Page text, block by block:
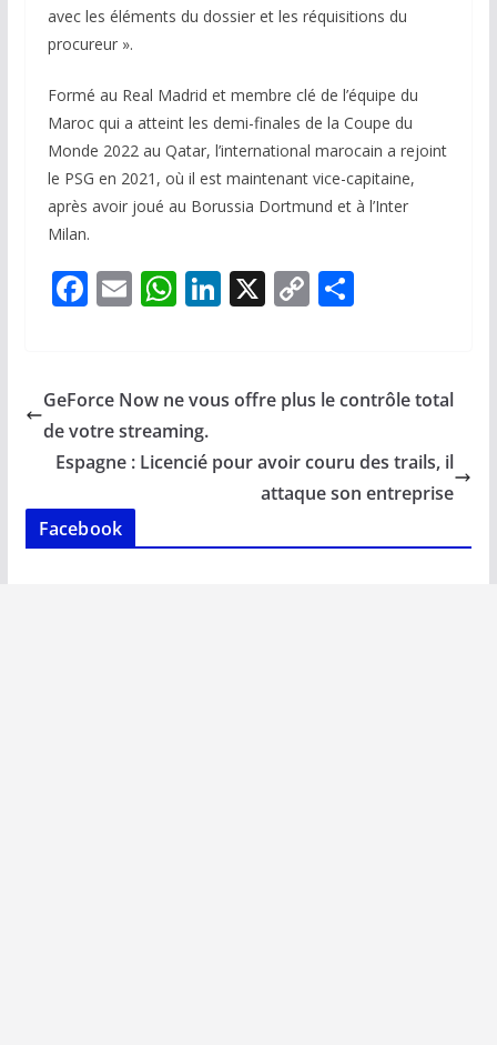
avec les éléments du dossier et les réquisitions du
procureur ».
Formé au Real Madrid et membre clé de l’équipe du
Maroc qui a atteint les demi-finales de la Coupe du
Monde 2022 au Qatar, l’international marocain a rejoint
le PSG en 2021, où il est maintenant vice-capitaine,
après avoir joué au Borussia Dortmund et à l’Inter
Milan.
F
b
o
o
k
E
l
W
s
A
p
Li
e
n
X C
y
n
k
P
g
GeForce Now ne vous offre plus le contrôle total
de votre streaming.
Espagne : Licencié pour avoir couru des trails, il
attaque son entreprise
Facebook